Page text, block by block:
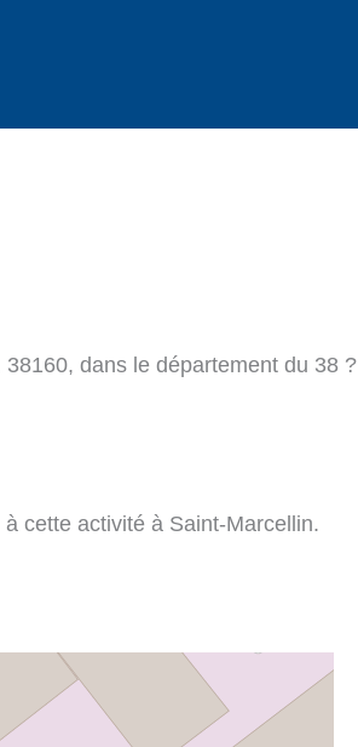
dans le département du 38 ?
cette activité à Saint-Marcellin.